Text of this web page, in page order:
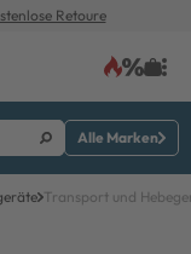
Retoure
Alle Marken
Transport und